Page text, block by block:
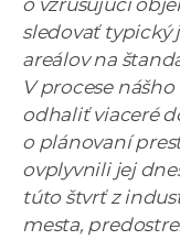
o vzrušujúci
sledovať typický
areálov na
V procese
odhaliť viaceré
o plánovaní
ovplyvnili jej
túto štvrť z
mesta,